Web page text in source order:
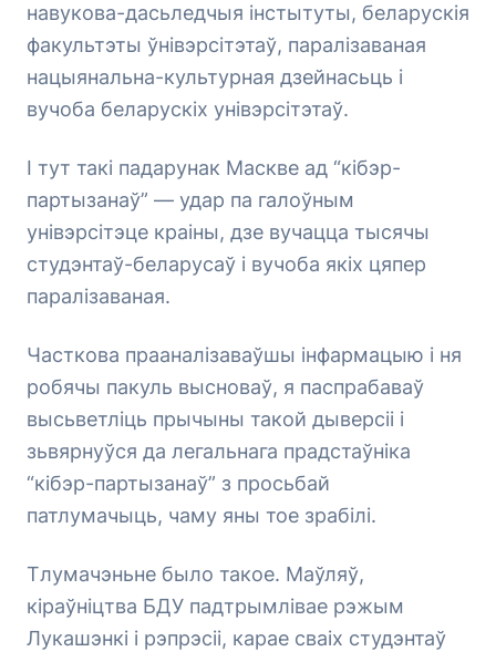
навукова-дасьледчыя інстытуты, беларускія
факультэты ўнівэрсітэтаў, паралізаваная
нацыянальна-культурная дзейнасьць і
вучоба беларускіх унівэрсітэтаў.
І тут такі падарунак Маскве ад “кібэр-
партызанаў” — удар па галоўным
унівэрсітэце краіны, дзе вучацца тысячы
студэнтаў-беларусаў і вучоба якіх цяпер
паралізаваная.
Часткова прааналізаваўшы інфармацыю і ня
робячы пакуль высноваў, я паспрабаваў
высьветліць прычыны такой дыверсіі і
зьвярнуўся да легальнага прадстаўніка
“кібэр-партызанаў” з просьбай
патлумачыць, чаму яны тое зрабілі.
Тлумачэньне было такое. Маўляў,
кіраўніцтва БДУ падтрымлівае рэжым
Лукашэнкі і рэпрэсіі, карае сваіх студэнтаў